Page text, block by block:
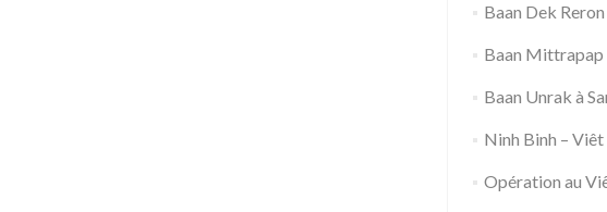
Baan Dek Reron
Baan Mittrapap
Baan Unrak à
Ninh Binh –
Opération au